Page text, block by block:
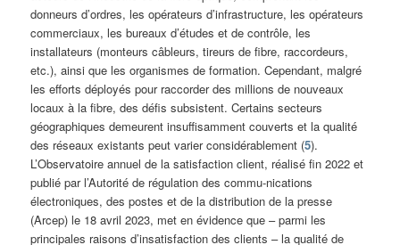
donneurs d’ordres, les opérateurs d’infrastructure, les opérateurs
commerciaux, les bureaux d’études et de contrôle, les
installateurs (monteurs câbleurs, tireurs de fibre, raccordeurs,
etc.), ainsi que les organismes de formation. Cependant, malgré
les efforts déployés pour raccorder des millions de nouveaux
locaux à la fibre, des défis subsistent. Certains secteurs
géographiques demeurent insuffisamment couverts et la qualité
des réseaux existants peut varier considérablement (5).
L’Observatoire annuel de la satisfaction client, réalisé fin 2022 et
publié par l’Autorité de régulation des commu-nications
électroniques, des postes et de la distribution de la presse
(Arcep) le 18 avril 2023, met en évidence que – parmi les
principales raisons d’insatisfaction des clients – la qualité de